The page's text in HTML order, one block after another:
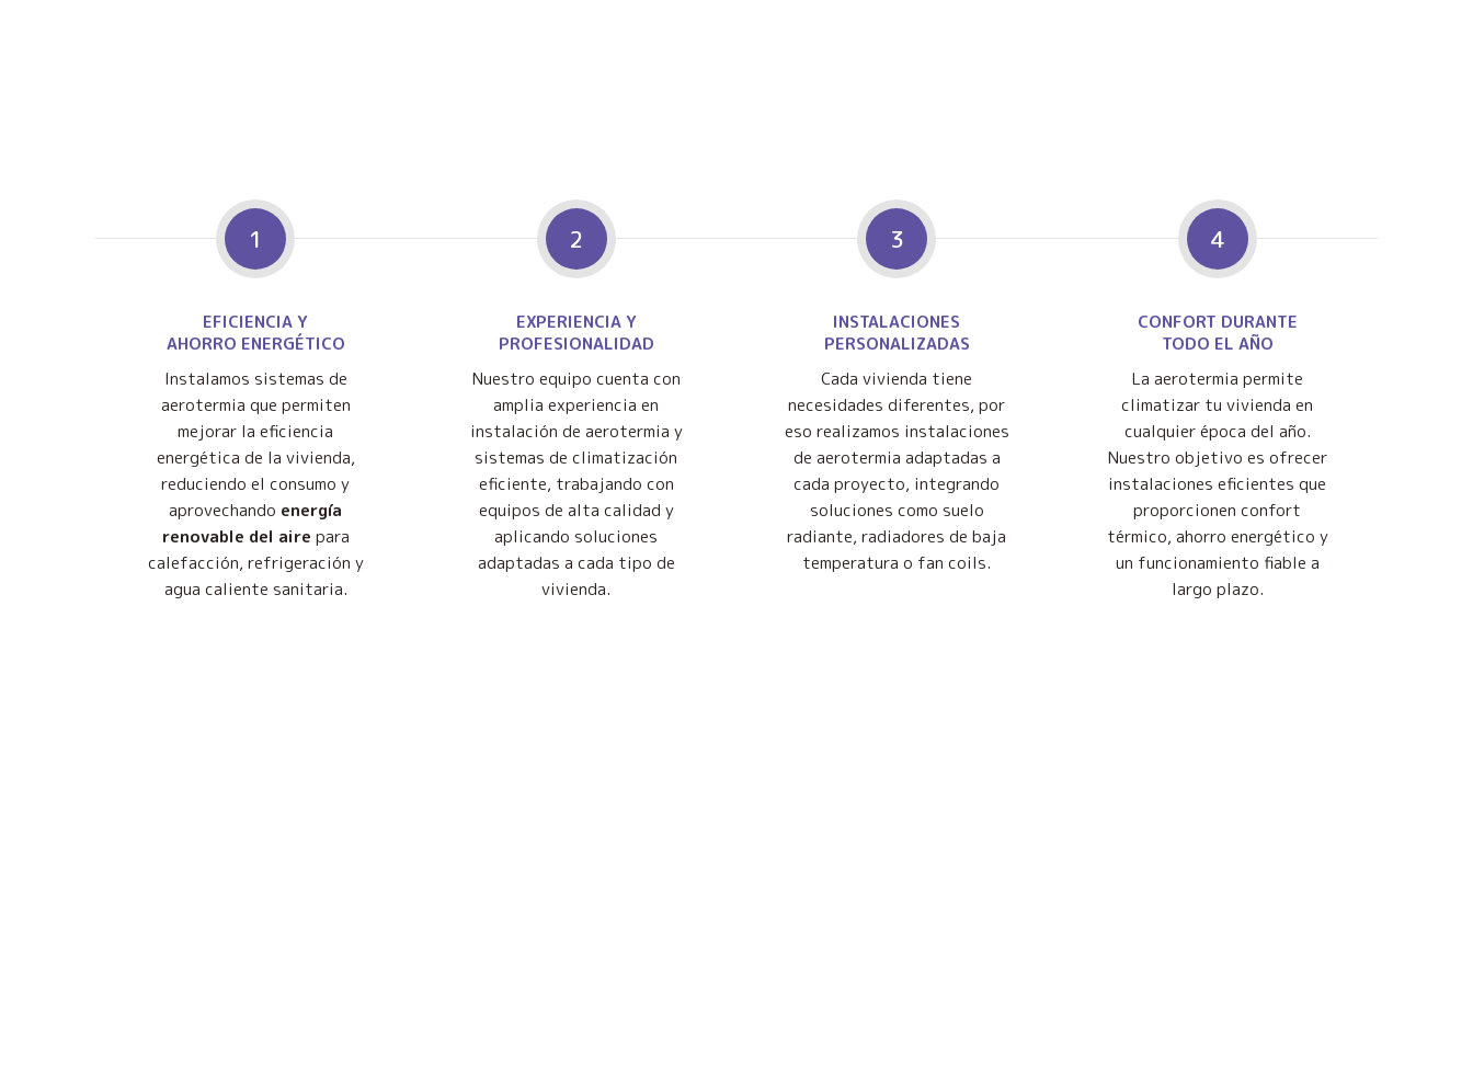
1
EFICIENCIA Y
AHORRO ENERGÉTICO
Instalamos sistemas de
aerotermia que permiten
mejorar la eficiencia
energética de la vivienda,
reduciendo el consumo y
aprovechando energía
renovable del aire para
calefacción, refrigeración y
agua caliente sanitaria.
2
EXPERIENCIA Y
PROFESIONALIDAD
Nuestro equipo cuenta con
amplia experiencia en
instalación de aerotermia y
sistemas de climatización
eficiente, trabajando con
equipos de alta calidad y
aplicando soluciones
adaptadas a cada tipo de
vivienda.
3
INSTALACIONES
PERSONALIZADAS
Cada vivienda tiene
necesidades diferentes, por
eso realizamos instalaciones
de aerotermia adaptadas a
cada proyecto, integrando
soluciones como suelo
radiante, radiadores de baja
temperatura o fan coils.
4
CONFORT DURANTE
TODO EL AÑO
La aerotermia permite
climatizar tu vivienda en
cualquier época del año.
Nuestro objetivo es ofrecer
instalaciones eficientes que
proporcionen confort
térmico, ahorro energético y
un funcionamiento fiable a
largo plazo.